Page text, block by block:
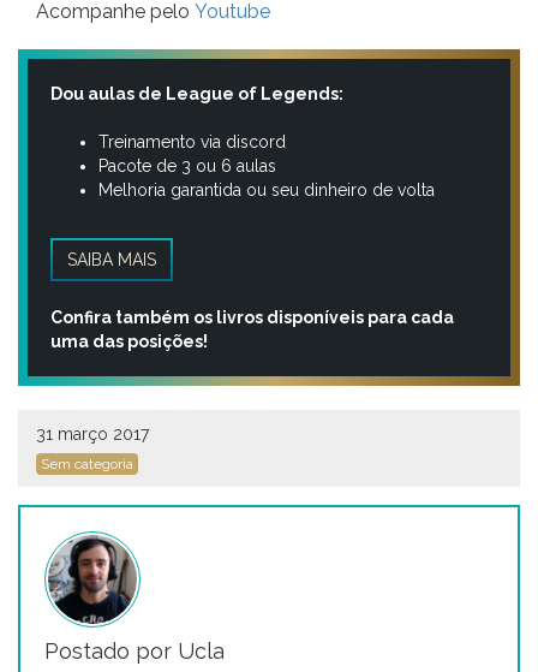
Acompanhe pelo Youtube
Dou aulas de League of Legends:
Treinamento via discord
Pacote de 3 ou 6 aulas
Melhoria garantida ou seu dinheiro de volta
SAIBA MAIS
Confira também os livros disponíveis para cada
uma das posições!
31 março 2017
Sem categoria
Postado por Ucla